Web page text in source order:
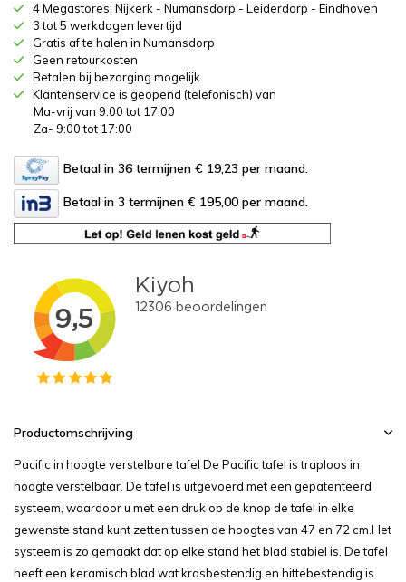
4 Megastores: Nijkerk - Numansdorp - Leiderdorp - Eindhoven
3 tot 5 werkdagen levertijd
Gratis af te halen in Numansdorp
Geen retourkosten
Betalen bij bezorging mogelijk
Klantenservice is geopend (telefonisch) van
Ma-vrij van 9:00 tot 17:00
Za- 9:00 tot 17:00
Betaal in 36 termijnen € 19,23 per maand.
Betaal in 3 termijnen € 195,00 per maand.
Productomschrijving
Pacific in hoogte verstelbare tafel De Pacific tafel is traploos in
hoogte verstelbaar. De tafel is uitgevoerd met een gepatenteerd
systeem, waardoor u met een druk op de knop de tafel in elke
gewenste stand kunt zetten tussen de hoogtes van 47 en 72 cm.Het
systeem is zo gemaakt dat op elke stand het blad stabiel is. De tafel
heeft een keramisch blad wat krasbestendig en hittebestendig is.